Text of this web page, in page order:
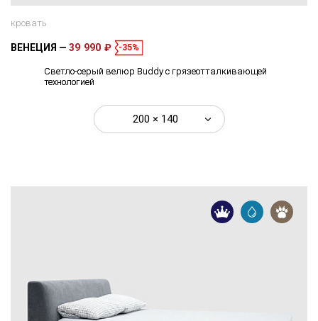
кровать
ВЕНЕЦИЯ 39 990 ₽ -35%
Светло-серый велюр Buddy с грязеотталкивающей
технологией
200 × 140